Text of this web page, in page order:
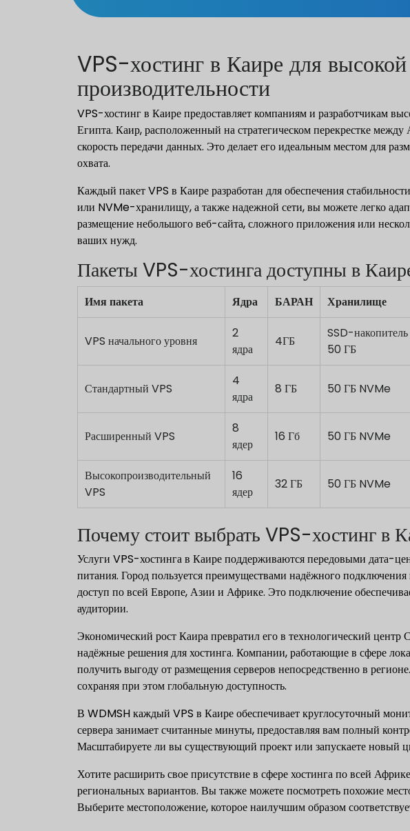
VPS-хостинг в Каире для
производительности
VPS-хостинг в Каире предоставляет компаниям и разработчикам
Египта. Каир, расположенный на стратегическом перекрестке
скорость передачи данных. Это делает его идеальным местом для
охвата.
Каждый пакет VPS в Каире разработан для обеспечения
или NVMe-хранилищу, а также надежной сети, вы можете легко
размещение небольшого веб-сайта, сложного приложения или
ваших нужд.
Пакеты VPS-хостинга доступны в
Имя пакета Ядра БАРАН Хранилище
VPS начального уровня
2
ядра
4ГБ
SSD-
50 ГБ
Стандартный VPS
4
ядра
8 ГБ 50 ГБ NVMe
Расширенный VPS
8
ядер
16 Гб 50 ГБ NVMe
Высокопроизводительный
VPS
16
ядер
32 ГБ 50 ГБ NVMe
Почему стоит выбрать VPS-хостинг в
Услуги VPS-хостинга в Каире поддерживаются передовыми дата-
питания. Город пользуется преимуществами надёжного
доступ по всей Европе, Азии и Африке. Это подключение
аудитории.
Экономический рост Каира превратил его в технологический
надёжные решения для хостинга. Компании, работающие в сфере
получить выгоду от размещения серверов непосредственно в
сохраняя при этом глобальную доступность.
В WDMSH каждый VPS в Каире обеспечивает круглосуточный
сервера занимает считанные минуты, предоставляя вам полный
Масштабируете ли вы существующий проект или запускаете новый
Хотите расширить свое присутствие в сфере хостинга по всей
региональных вариантов. Вы также можете посмотреть похожие
Выберите местоположение, которое наилучшим образом